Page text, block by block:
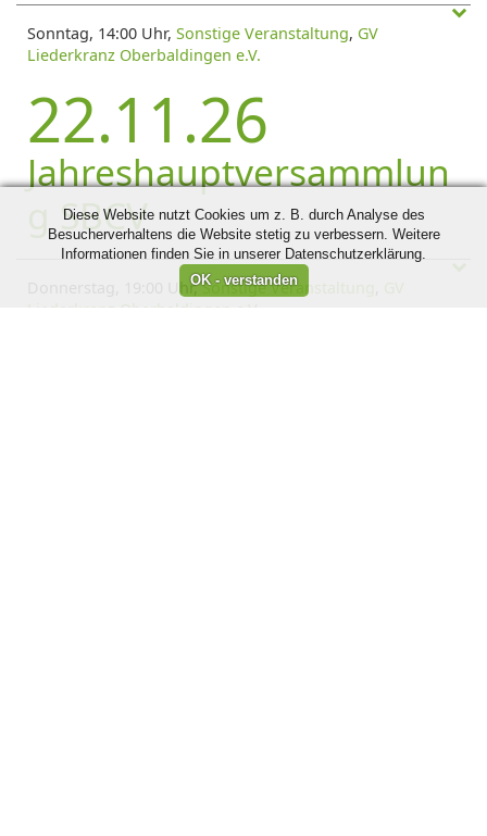
Sonntag, 14:00 Uhr, Sonstige Veranstaltung, GV
Liederkranz Oberbaldingen e.V.
22.11.26
Jahreshauptversammlun
g SBCV
Donnerstag, 19:00 Uhr,Sonstige Veranstaltung
Liederkranz Oberbaldingen e.V.
Diese Website nutzt Cookies um z. B. durch Analyse des
Besucherverhaltens die Website stetig zu verbessern. Weitere
Informationen finden Sie in unserer Datenschutzerklärung.